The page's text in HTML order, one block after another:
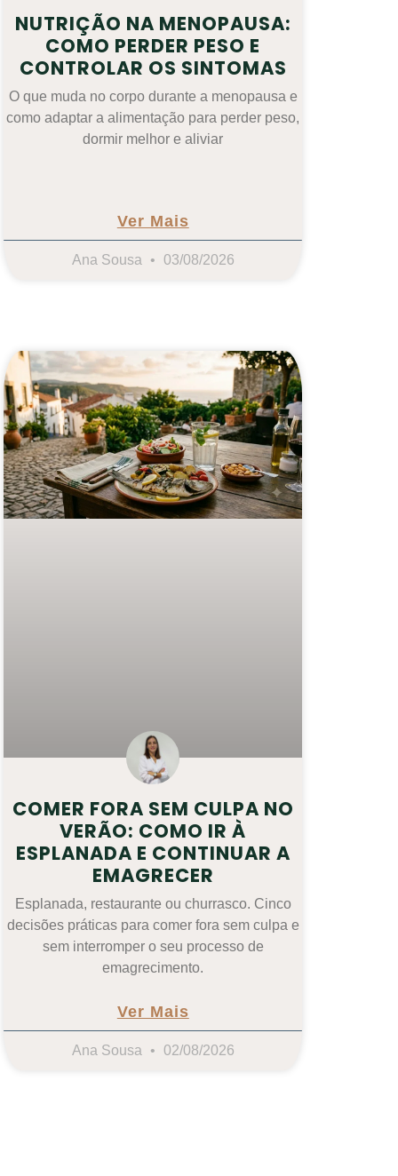
NUTRIÇÃO NA MENOPAUSA:
COMO PERDER PESO E
CONTROLAR OS SINTOMAS
O que muda no corpo durante a menopausa e
como adaptar a alimentação para perder peso,
dormir melhor e aliviar
Ver Mais
Ana Sousa 03/08/2026
COMER FORA SEM CULPA NO
VERÃO: COMO IR À
ESPLANADA E CONTINUAR A
EMAGRECER
Esplanada, restaurante ou churrasco. Cinco
decisões práticas para comer fora sem culpa e
sem interromper o seu processo de
emagrecimento.
Ver Mais
Ana Sousa 02/08/2026